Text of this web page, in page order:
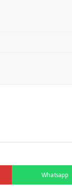
Whatsapp